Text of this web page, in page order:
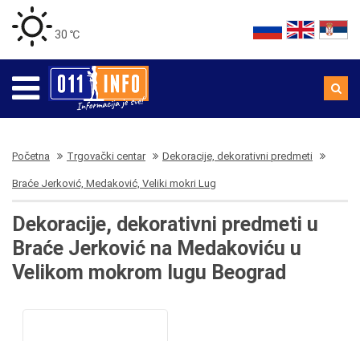
30 ℃
Početna Trgovački centar Dekoracije, dekorativni predmeti
Braće Jerković, Medaković, Veliki mokri Lug
Dekoracije, dekorativni predmeti u
Braće Jerković na Medakoviću u
Velikom mokrom lugu Beograd